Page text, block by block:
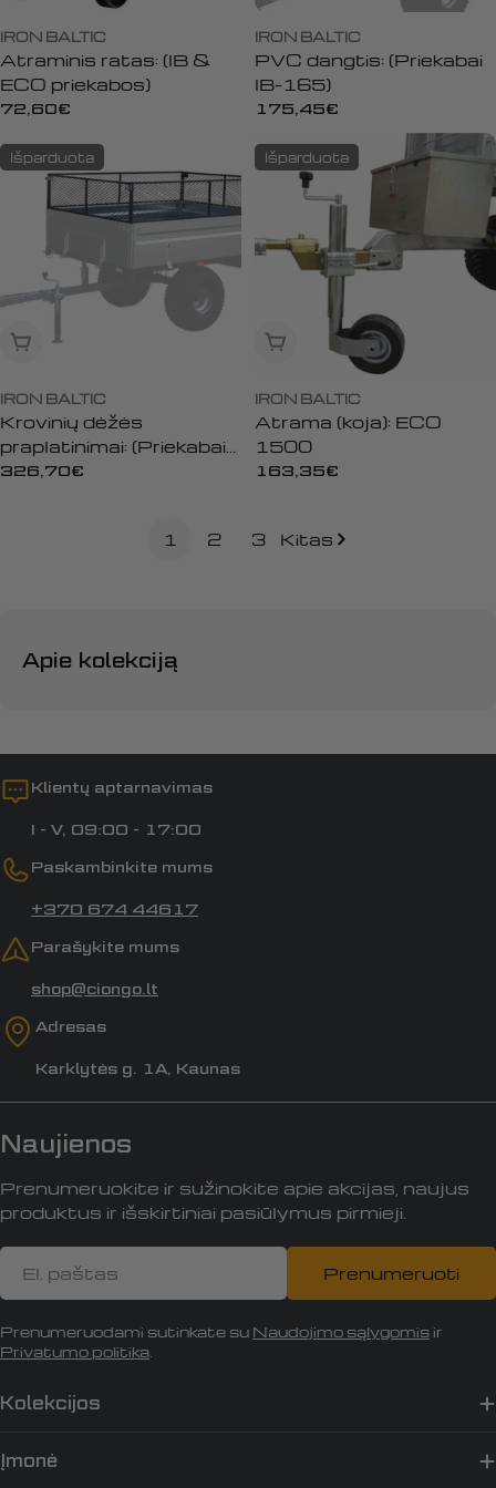
IRON BALTIC
Atraminis ratas: (IB &
ECO priekabos)
Įprasta
72,60€
IRON BALTIC
PVC dangtis: (Priekabai
IB-165)
Įprasta
175,45€
Išparduota
Išparduota
IRON BALTIC
Krovinių dėžės
praplatinimai: (Priekabai
IB-165)
Įprasta
326,70€
Išparduota
Išparduota
IRON BALTIC
Atrama (koja): ECO
1500
Įprasta
163,35€
1 2 3 Kitas
Apie kolekciją
Klientų aptarnavimas
I - V, 09:00 - 17:00
Paskambinkite mums
+370 674 44617
Parašykite mums
shop@ciongo.lt
Adresas
Karklytės g. 1A, Kaunas
Kolekcijos
Įmonė
Naujienos
Prenumeruokite ir sužinokite apie akcijas, naujus
produktus ir išskirtiniai pasiūlymus pirmieji.
El.
paštas
Prenumeruoti
Prenumeruodami sutinkate su Naudojimo sąlygomis ir
Privatumo politika